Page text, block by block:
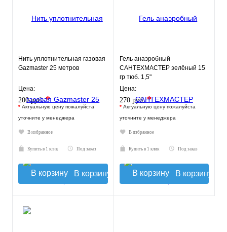
Нить уплотнительная газовая
Gazmaster 25 метров
Цена:
200 руб.*
* Актуальную цену пожалуйста
уточните у менеджера
В избранное
Купить в 1 клик Под заказ
В корзину
Гель анаэробный
САНТЕХМАСТЕР зелёный 15
гр тюб. 1,5"
Цена:
270 руб.*
* Актуальную цену пожалуйста
уточните у менеджера
В избранное
Купить в 1 клик Под заказ
В корзину